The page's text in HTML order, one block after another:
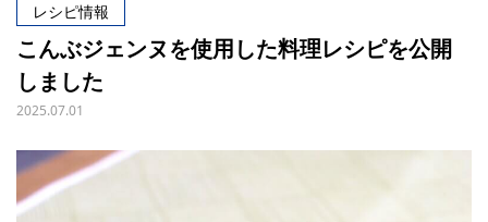
レシピ情報
こんぶジェンヌを使用した料理レシピを公開
しました
2025.07.01